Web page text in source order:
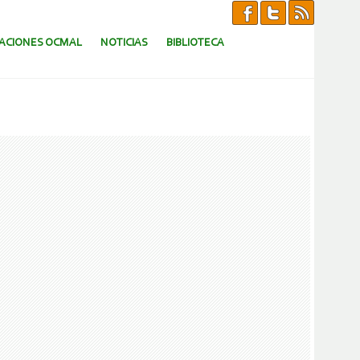
OCMAL NOTICIAS BIBLIOTECA